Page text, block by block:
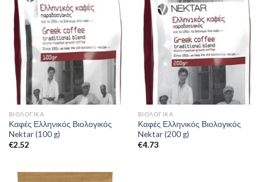
ΒΙΟΛΟΓΙΚΆ
Καφές Ελληνικός Βιολογικός
Nektar (100 g)
€2.52
ΒΙΟΛΟΓΙΚΆ
Καφές Ελληνικός Βιολογικός
Nektar (200 g)
€4.73